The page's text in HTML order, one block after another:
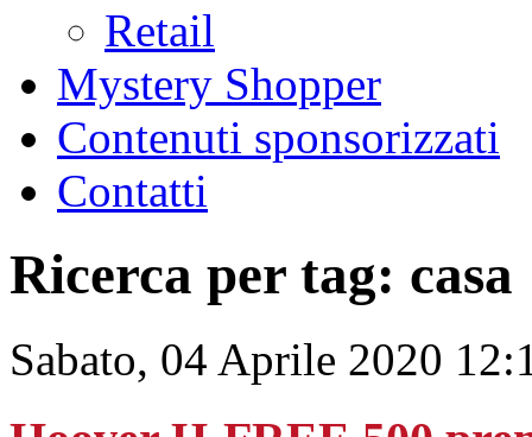
Retail
Mystery Shopper
Contenuti sponsorizzati
Contatti
Ricerca per tag: casa
Sabato, 04 Aprile 2020